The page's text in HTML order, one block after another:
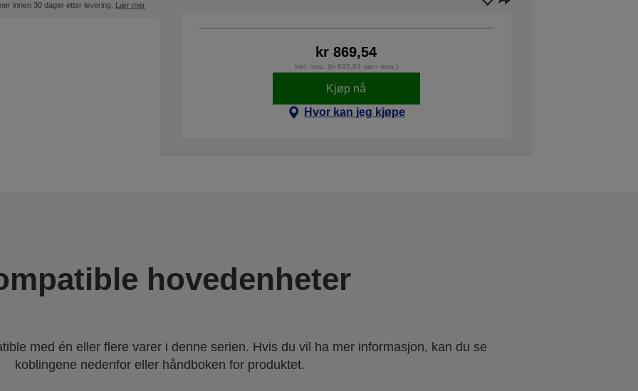
innen 30 dager etter levering. Lær mer
kr 869,54
inkl. mva. (kr 695,63 uten mva.)
Kjøp nå
Hvor kan jeg kjøpe
hovedenheter
med én eller flere varer i denne serien. Hvis du vil ha mer informasjon, kan du se
koblingene nedenfor eller håndboken for produktet.